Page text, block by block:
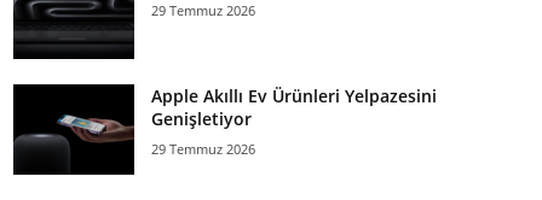
29 Temmuz 2026
Apple Akıllı Ev Ürünleri Yelpazesini
Genişletiyor
29 Temmuz 2026